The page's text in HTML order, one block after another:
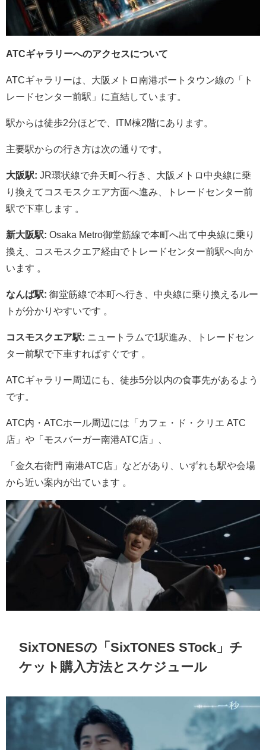
ATCギャラリーへのアクセスについて
ATCギャラリーは、大阪メトロ南港ポートタウン線の「ト
レードセンター前駅」に直結しています。
駅からは徒歩2分ほどで、ITM棟2階にあります。
主要駅からの行き方は次の通りです。
大阪駅: JR環状線で弁天町へ行き、大阪メトロ中央線に乗
り換えてコスモスクエア方面へ進み、トレードセンター前
駅で下車します 。
新大阪駅: Osaka Metro御堂筋線で本町へ出て中央線に乗り
換え、コスモスクエア経由でトレードセンター前駅へ向か
います 。
なんば駅: 御堂筋線で本町へ行き、中央線に乗り換えるルー
トが分かりやすいです 。
コスモスクエア駅: ニュートラムで1駅進み、トレードセン
ター前駅で下車すればすぐです 。
ATCギャラリー周辺にも、徒歩5分以内の食事先があるよう
です。
ATC内・ATCホール周辺には「カフェ・ド・クリエ ATC
店」や「モスバーガー南港ATC店」、
「金久右衛門 南港ATC店」などがあり、いずれも駅や会場
から近い案内が出ています 。
SixTONESの「SixTONES STock」チ
ケット購入方法とスケジュール